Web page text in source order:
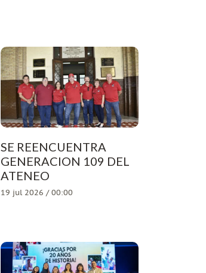
SE REENCUENTRA
GENERACION 109 DEL
ATENEO
19 jul 2026 / 00:00